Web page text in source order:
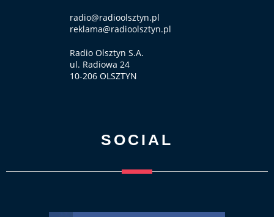
radio@radioolsztyn.pl
reklama@radioolsztyn.pl
Radio Olsztyn S.A.
ul. Radiowa 24
10-206 OLSZTYN
SOCIAL